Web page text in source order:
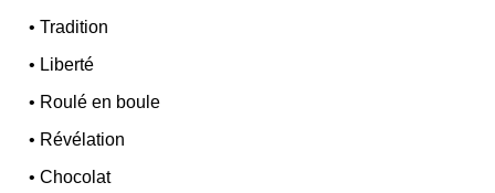
•Tradition
• Liberté
• Roulé en boule
• Révélation
•Chocolat